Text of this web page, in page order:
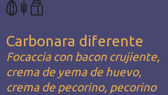
Carbonara diferente
Focaccia con bacon crujiente,
crema de yema de huevo,
crema de pecorino, pecorino